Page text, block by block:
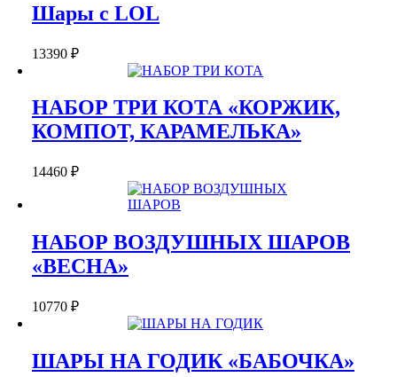
Шары с LOL
13390 ₽
НАБОР ТРИ КОТА «КОРЖИК,
КОМПОТ, КАРАМЕЛЬКА»
14460 ₽
НАБОР ВОЗДУШНЫХ ШАРОВ
«ВЕСНА»
10770 ₽
ШАРЫ НА ГОДИК «БАБОЧКА»